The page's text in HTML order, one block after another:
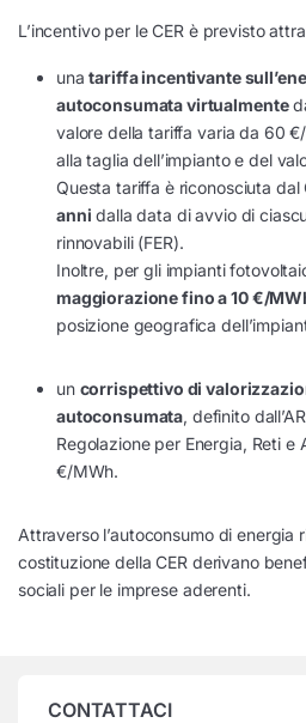
L’incentivo per le CER è previsto
unatariffa incentivante
autoconsumata virtualmente
valore della tariffa varia da 60
alla taglia dell’impianto e del
Questa tariffa è riconosciuta
anni dalla data di avvio di
rinnovabili (FER).
Inoltre, per gli impianti
maggiorazione fino a 10 €/
posizione geografica
un corrispettivo di
autoconsumata, definito
Regolazione per Energia, Reti e
€/MWh.
Attraverso l’autoconsumo di energia
costituzione della CER derivano
sociali per le imprese aderenti.
CONTATTACI